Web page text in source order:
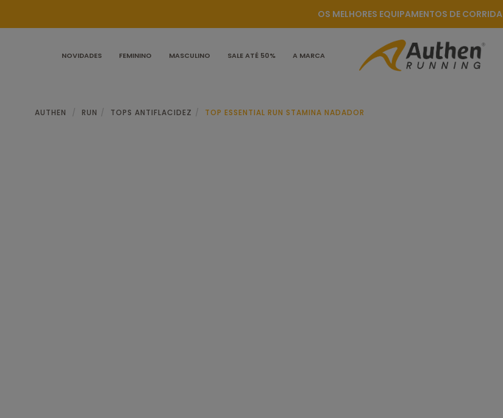
OS MELHORES EQUIPAMENTOS DE CORRIDA
NOVIDADES FEMININO MASCULINO SALE ATÉ 50% A MARCA
AUTHEN RUN TOPS ANTIFLACIDEZ TOP ESSENTIAL RUN STAMINA NADADOR